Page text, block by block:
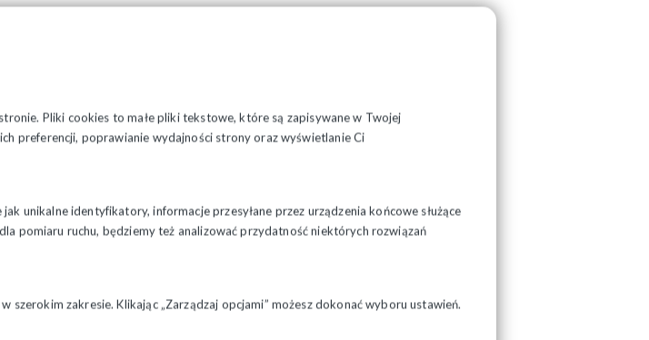
Pliki cookies to małe pliki tekstowe, które są zapisywane w Twojej
preferencji, poprawianie wydajności strony oraz wyświetlanie Ci
unikalne identyfikatory, informacje przesyłane przez urządzenia końcowe służące
pomiaru ruchu, będziemy też analizować przydatność niektórych rozwiązań
szerokim zakresie. Klikając „Zarządzaj opcjami” możesz dokonać wyboru ustawień.